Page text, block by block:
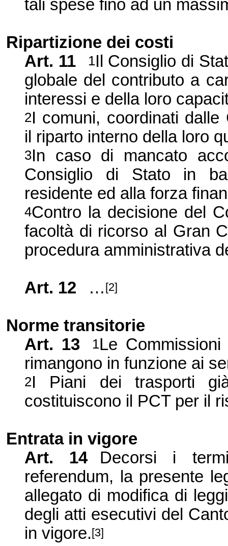
tali spese fino ad un
Ripartizione dei costi
Art. 11
1Il Consiglio di
globale del contributo a
interessi e della loro
2I comuni, coordinati dalle
il riparto interno della loro
3In caso di mancato
Consiglio di Stato in
residente ed alla forza
4Contro la decisione del
facoltà di ricorso al Gran
procedura amministrativa
Art. 12 … [2]
Norme transitorie
Art. 13
1Le
rimangono in funzione ai
2I Piani dei trasporti
costituiscono il PCT per il
Entrata in vigore
Art. 14
Decorsi i
referendum, la presente
allegato di modifica di
degli atti esecutivi del
in vigore.[3]